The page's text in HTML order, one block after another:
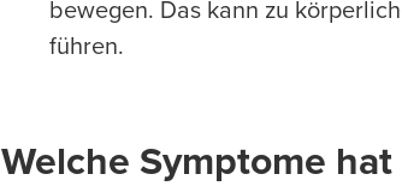
bewegen. Das kann zu
führen.
Welche Symptome